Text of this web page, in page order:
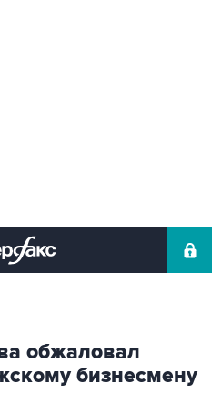
обжаловал
бизнесмену